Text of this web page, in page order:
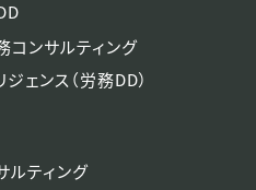
コンサルティング
ェンス（労務DD）
ルティング